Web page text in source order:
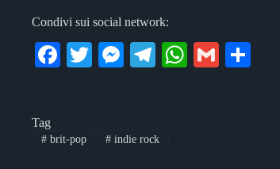
Condivi sui social network:
Fa
ok
T
M
ng
Te
a
W
G
Tag
#brit-pop #indie rock